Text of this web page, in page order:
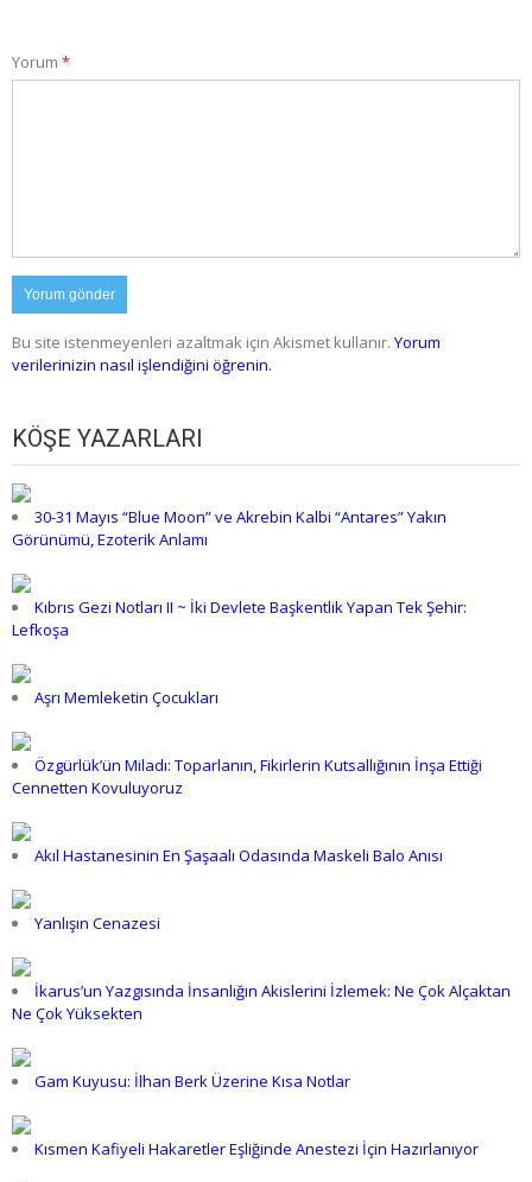
Yorum *
Bu site istenmeyenleri azaltmak için Akismet kullanır. Yorum
verilerinizin nasıl işlendiğini öğrenin.
KÖŞE YAZARLARI
30-31 Mayıs “Blue Moon” ve Akrebin Kalbi “Antares” Yakın
Görünümü, Ezoterik Anlamı
Kıbrıs Gezi Notları II ~ İki Devlete Başkentlik Yapan Tek Şehir:
Lefkoşa
Aşrı Memleketin Çocukları
Özgürlük’ün Miladı: Toparlanın, Fikirlerin Kutsallığının İnşa Ettiği
Cennetten Kovuluyoruz
Akıl Hastanesinin En Şaşaalı Odasında Maskeli Balo Anısı
Yanlışın Cenazesi
İkarus’un Yazgısında İnsanlığın Akislerini İzlemek: Ne Çok Alçaktan
Ne Çok Yüksekten
Gam Kuyusu: İlhan Berk Üzerine Kısa Notlar
Kısmen Kafiyeli Hakaretler Eşliğinde Anestezi İçin Hazırlanıyor